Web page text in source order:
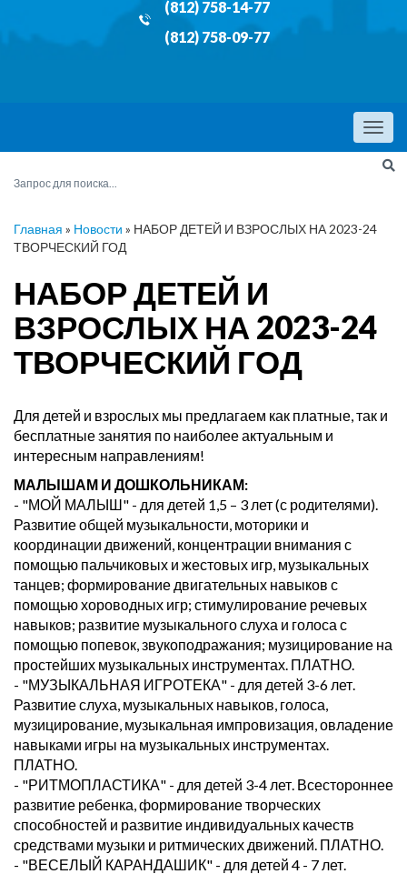
(812) 758-14-77
(812) 758-09-77
Menu
Главная » Новости » НАБОР ДЕТЕЙ И ВЗРОСЛЫХ НА 2023-24
ТВОРЧЕСКИЙ ГОД
НАБОР ДЕТЕЙ И
ВЗРОСЛЫХ НА 2023-24
ТВОРЧЕСКИЙ ГОД
Для детей и взрослых мы предлагаем как платные, так и
бесплатные занятия по наиболее актуальным и
интересным направлениям!
МАЛЫШАМ И ДОШКОЛЬНИКАМ:
- "МОЙ МАЛЫШ" - для детей 1,5 – 3 лет (с родителями).
Развитие общей музыкальности, моторики и
координации движений, концентрации внимания с
помощью пальчиковых и жестовых игр, музыкальных
танцев; формирование двигательных навыков с
помощью хороводных игр; стимулирование речевых
навыков; развитие музыкального слуха и голоса с
помощью попевок, звукоподражания; музицирование на
простейших музыкальных инструментах. ПЛАТНО.
- "МУЗЫКАЛЬНАЯ ИГРОТЕКА" - для детей 3-6 лет.
Развитие слуха, музыкальных навыков, голоса,
музицирование, музыкальная импровизация, овладение
навыками игры на музыкальных инструментах.
ПЛАТНО.
- "РИТМОПЛАСТИКА" - для детей 3-4 лет. Всестороннее
развитие ребенка, формирование творческих
способностей и развитие индивидуальных качеств
средствами музыки и ритмических движений. ПЛАТНО.
- "ВЕСЕЛЫЙ КАРАНДАШИК" - для детей 4 - 7 лет.